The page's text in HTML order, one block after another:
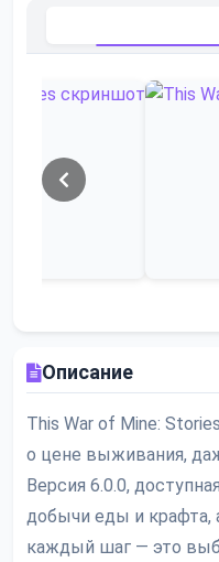
Описание
This War of Mine:
о цене выживания,
Версия 6.0.0,
добычи еды и крафта,
каждый шаг — это